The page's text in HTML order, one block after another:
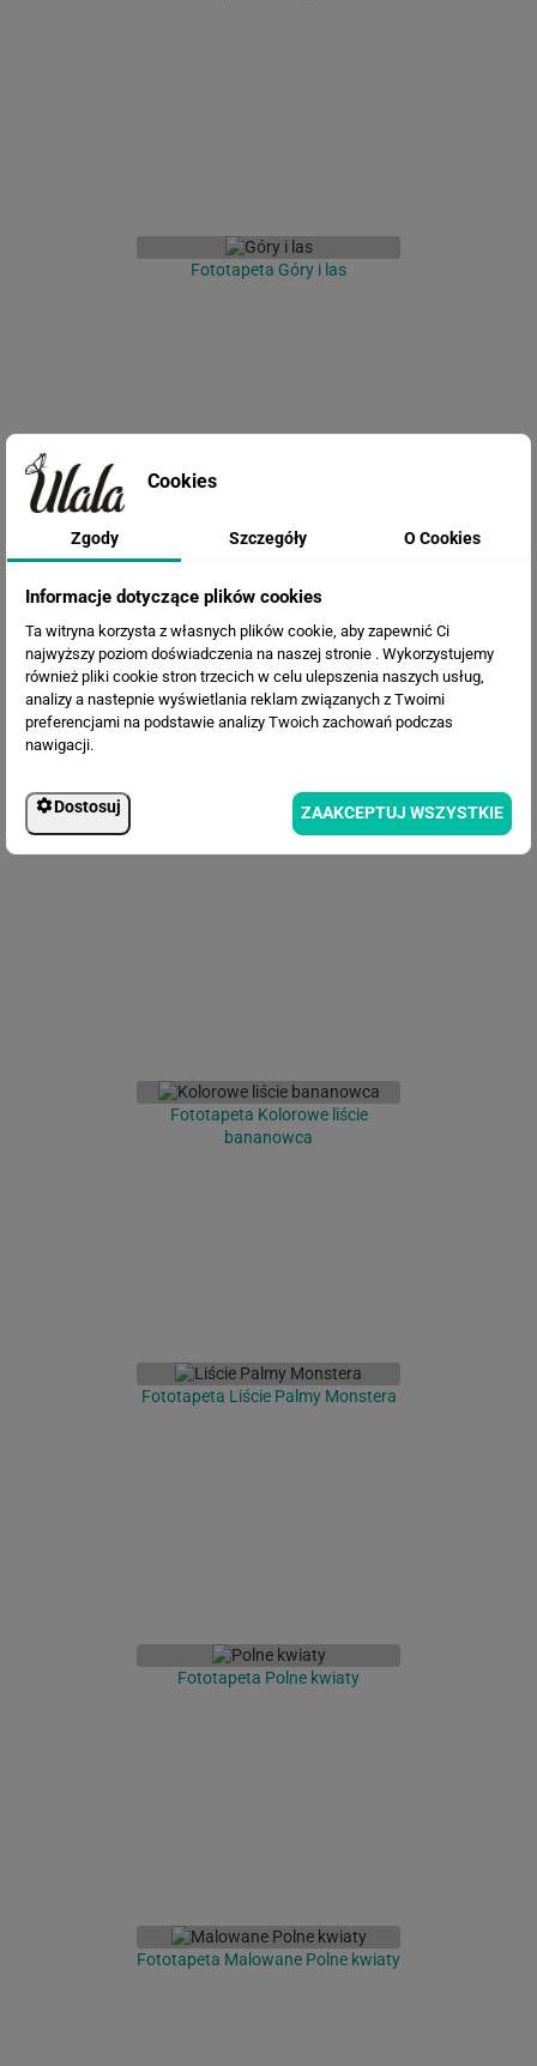
Fototapeta Góry i las
Fototapeta Tropikalne liście
Fototapeta Białe pióra 3D
Fototapeta Kolorowe liście
bananowca
Fototapeta Liście Palmy Monstera
Fototapeta Polne kwiaty
Fototapeta Malowane Polne kwiaty
Cookies
Zgody Szczegóły O Cookies
Informacje dotyczące plików cookies
Ta witryna korzysta z własnych plików cookie, aby zapewnić Ci
najwyższy poziom doświadczenia na naszej stronie . Wykorzystujemy
również pliki cookie stron trzecich w celu ulepszenia naszych usług,
analizy a nastepnie wyświetlania reklam związanych z Twoimi
preferencjami na podstawie analizy Twoich zachowań podczas
nawigacji.
Dostosuj ZAAKCEPTUJ WSZYSTKIE